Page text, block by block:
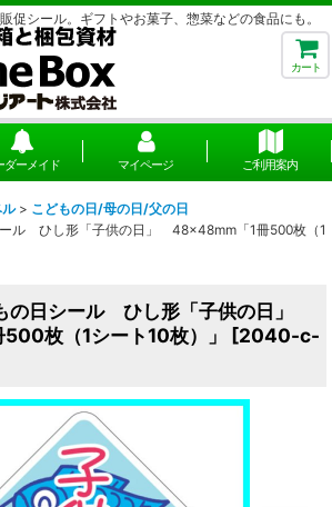
促シール。ギフトやお菓子、惣菜などの食品にも。
カート
ダーメイド マイページ ご利用案内
> こどもの日/母の日/父の日
ル ひし形「子供の日」 48×48mm「1冊500枚（1
の日シール ひし形「子供の日」
枚（1シート10枚）」
[2040-c-